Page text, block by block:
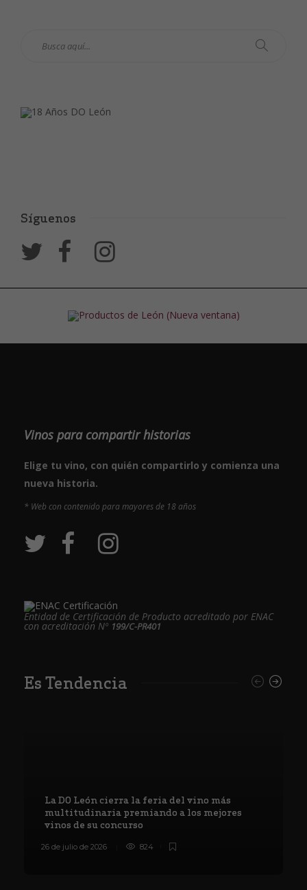
Síguenos
Vinos para compartir historias
Elige tu vino, con quién compartirlo y comienza una
nueva historia.
* Web con contenido para mayores de 18 años
Entidad de Certificación de Producto acreditado por ENAC
con acreditación Nº 199/C-PR401
Es Tendencia
La DO León cierra la feria del vino más
multitudinaria premiando a los mejores
vinos de su concurso
26 de julio de 2026 824